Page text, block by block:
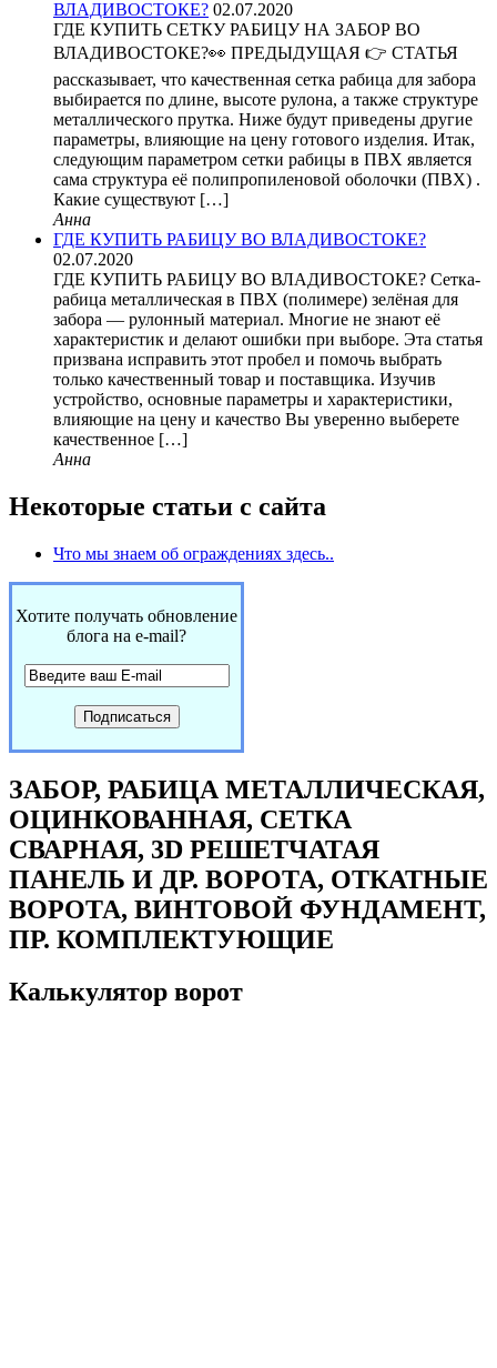
ВЛАДИВОСТОКЕ? 02.07.2020
ГДЕ КУПИТЬ СЕТКУ РАБИЦУ НА ЗАБОР ВО
ВЛАДИВОСТОКЕ?👀 ПРЕДЫДУЩАЯ 👉 СТАТЬЯ
рассказывает, что качественная сетка рабица для забора
выбирается по длине, высоте рулона, а также структуре
металлического прутка. Ниже будут приведены другие
параметры, влияющие на цену готового изделия. Итак,
следующим параметром сетки рабицы в ПВХ является
сама структура её полипропиленовой оболочки (ПВХ) .
Какие существуют […]
Анна
ГДЕ КУПИТЬ РАБИЦУ ВО ВЛАДИВОСТОКЕ?
02.07.2020
ГДЕ КУПИТЬ РАБИЦУ ВО ВЛАДИВОСТОКЕ? Сетка-
рабица металлическая в ПВХ (полимере) зелёная для
забора — рулонный материал. Многие не знают её
характеристик и делают ошибки при выборе. Эта статья
призвана исправить этот пробел и помочь выбрать
только качественный товар и поставщика. Изучив
устройство, основные параметры и характеристики,
влияющие на цену и качество Вы уверенно выберете
качественное […]
Анна
Некоторые статьи с сайта
Что мы знаем об ограждениях здесь..
Хотите получать обновление
блога на e-mail?
ЗАБОР, РАБИЦА МЕТАЛЛИЧЕСКАЯ,
ОЦИНКОВАННАЯ, СЕТКА
СВАРНАЯ, 3D РЕШЕТЧАТАЯ
ПАНЕЛЬ И ДР. ВОРОТА, ОТКАТНЫЕ
ВОРОТА, ВИНТОВОЙ ФУНДАМЕНТ,
ПР. КОМПЛЕКТУЮЩИЕ
Калькулятор ворот